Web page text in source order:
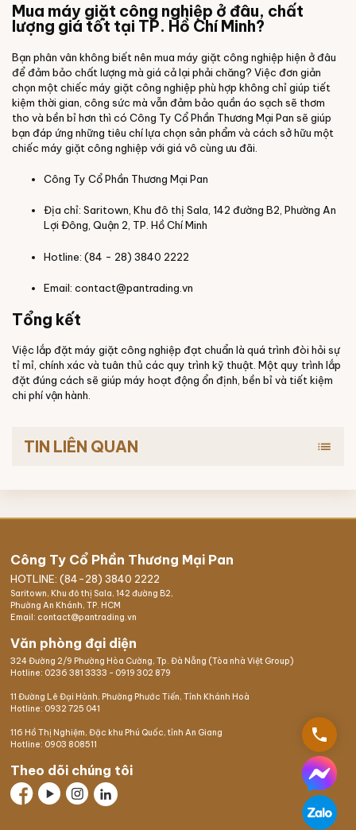
Mua máy giặt công nghiệp ở đâu, chất
lượng giá tốt tại TP. Hồ Chí Minh?
Bạn phân vân không biết nên mua máy giặt công nghiệp hiện ở đâu
để đảm bảo chất lượng mà giá cả lại phải chăng? Việc đơn giản
chọn một chiếc máy giặt công nghiệp phù hợp không chỉ giúp tiết
kiệm thời gian, công sức mà vẫn đảm bảo quần áo sạch sẽ thơm
tho và bền bỉ hơn thì có Công Ty Cổ Phần Thương Mại Pan sẽ giúp
bạn đáp ứng những tiêu chí lựa chọn sản phẩm và cách sở hữu một
chiếc máy giặt công nghiệp với giá vô cùng ưu đãi.
Công Ty Cổ Phần Thương Mại Pan
Địa chỉ: Saritown, Khu đô thị Sala, 142 đường B2, Phường An
Lợi Đông, Quận 2, TP. Hồ Chí Minh
Hotline: (84 - 28) 3840 2222
Email: contact@pantrading.vn
Tổng kết
Việc lắp đặt máy giặt công nghiệp đạt chuẩn là quá trình đòi hỏi sự
tỉ mỉ, chính xác và tuân thủ các quy trình kỹ thuật. Một quy trình lắp
đặt đúng cách sẽ giúp máy hoạt động ổn định, bền bỉ và tiết kiệm
chi phí vận hành.
TIN LIÊN QUAN list
Công Ty Cổ Phần Thương Mại Pan
HOTLINE: (84-28) 3840 2222
Saritown, Khu đô thị Sala, 142 đường B2,
Phường An Khánh, TP. HCM
Email: contact@pantrading.vn
Văn phòng đại diện
324 Đường 2/9 Phường Hòa Cường, Tp. Đà Nẵng (Tòa nhà Việt Group)
Hotline: 0236 381 3333 - 0919 302 879
11 Đường Lê Đại Hành, Phường Phước Tiến, Tỉnh Khánh Hoà
Hotline: 0932 725 041
116 Hồ Thị Nghiệm, Đặc khu Phú Quốc, tỉnh An Giang
Hotline: 0903 808511
Theo dõi chúng tôi
phone